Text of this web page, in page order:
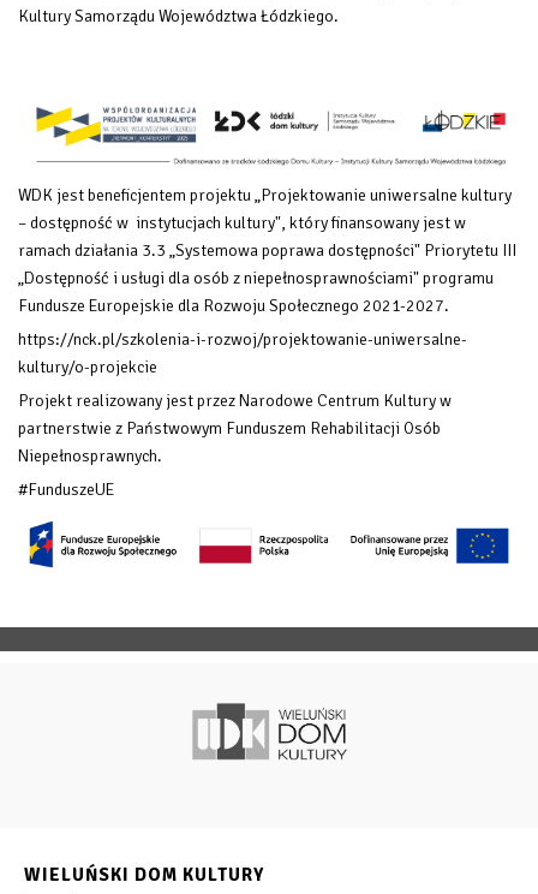
Kultury Samorządu Województwa Łódzkiego.
WDK jest beneficjentem projektu „Projektowanie uniwersalne kultury
– dostępność w instytucjach kultury", który finansowany jest w
ramach działania 3.3 „Systemowa poprawa dostępności" Priorytetu III
„Dostępność i usługi dla osób z niepełnosprawnościami" programu
Fundusze Europejskie dla Rozwoju Społecznego 2021-2027.
https://nck.pl/szkolenia-i-rozwoj/projektowanie-uniwersalne-
kultury/o-projekcie
Projekt realizowany jest przez Narodowe Centrum Kultury w
partnerstwie z Państwowym Funduszem Rehabilitacji Osób
Niepełnosprawnych.
#FunduszeUE
WIELUŃSKI DOM KULTURY